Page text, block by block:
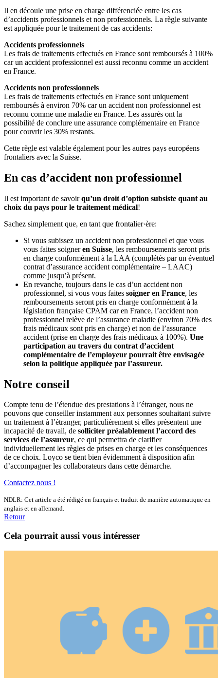
Il en découle une prise en charge différenciée entre les cas
d’accidents professionnels et non professionnels. La règle suivante
est appliquée pour le traitement de cas accidents:
Accidents professionnels
Les frais de traitements effectués en France sont remboursés à 100%
car un accident professionnel est aussi reconnu comme un accident
en France.
Accidents non professionnels
Les frais de traitements effectués en France sont uniquement
remboursés à environ 70% car un accident non professionnel est
reconnu comme une maladie en France. Les assurés ont la
possibilité de conclure une assurance complémentaire en France
pour couvrir les 30% restants.
Cette règle est valable également pour les autres pays européens
frontaliers avec la Suisse.
En cas d’accident non professionnel
Il est important de savoirqu’un droit d’option subsiste quant au
choix du pays pour le traitement médical!
Sachez simplement que, en tant que frontalier·ère:
Si vous subissez un accident non professionnel et que vous
vous faites soigneren Suisse, les remboursements seront pris
en charge conformément à la LAA (complétés par un éventuel
contrat d’assurance accident complémentaire – LAAC)
comme jusqu’à présent.
En revanche, toujours dans le cas d’un accident non
professionnel, si vous vous faites soigner en France, les
remboursements seront pris en charge conformément à la
législation française CPAM car en France, l’accident non
professionnel relève de l’assurance maladie (environ 70% des
frais médicaux sont pris en charge) et non de l’assurance
accident (prise en charge des frais médicaux à 100%). Une
participation au travers du contrat d’accident
complémentaire de l’employeur pourrait être envisagée
selon la politique appliquée par l’assureur.
Notre conseil
Compte tenu de l’étendue des prestations à l’étranger, nous ne
pouvons que conseiller instamment aux personnes souhaitant suivre
un traitement à l’étranger, particulièrement si elles présentent une
incapacité de travail, de solliciter préalablement l’accord des
services de l’assureur, ce qui permettra de clarifier
individuellement les règles de prises en charge et les conséquences
de ce choix. Loyco se tient bien évidemment à disposition afin
d’accompagner les collaborateurs dans cette démarche.
Contactez nous !
NDLR: Cet article a été rédigé en français et traduit de manière automatique en
anglais et en allemand.
Retour
Cela pourrait aussi vous intéresser